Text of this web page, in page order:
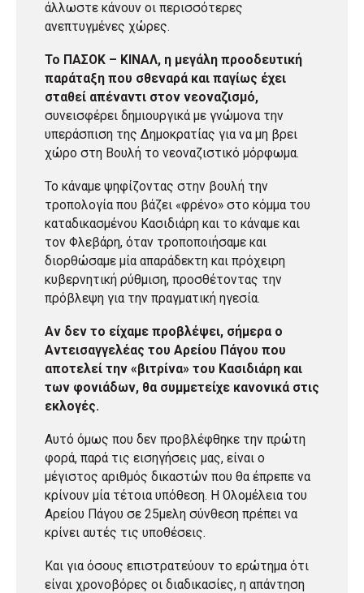
άλλωστε κάνουν οι περισσότερες
ανεπτυγμένες χώρες.
Το ΠΑΣΟΚ – ΚΙΝΑΛ, η μεγάλη προοδευτική
παράταξη που σθεναρά και παγίως έχει
σταθεί απέναντι στον νεοναζισμό,
συνεισφέρει δημιουργικά με γνώμονα την
υπεράσπιση της Δημοκρατίας για να μη βρει
χώρο στη Βουλή το νεοναζιστικό μόρφωμα.
Το κάναμε ψηφίζοντας στην βουλή την
τροπολογία που βάζει «φρένο» στο κόμμα του
καταδικασμένου Κασιδιάρη και το κάναμε και
τον Φλεβάρη, όταν τροποποιήσαμε και
διορθώσαμε μία απαράδεκτη και πρόχειρη
κυβερνητική ρύθμιση, προσθέτοντας την
πρόβλεψη για την πραγματική ηγεσία.
Αν δεν το είχαμε προβλέψει, σήμερα ο
Αντεισαγγελέας του Αρείου Πάγου που
αποτελεί την «βιτρίνα» του Κασιδιάρη και
των φονιάδων, θα συμμετείχε κανονικά στις
εκλογές.
Αυτό όμως που δεν προβλέφθηκε την πρώτη
φορά, παρά τις εισηγήσεις μας, είναι ο
μέγιστος αριθμός δικαστών που θα έπρεπε να
κρίνουν μία τέτοια υπόθεση. Η Ολομέλεια του
Αρείου Πάγου σε 25μελη σύνθεση πρέπει να
κρίνει αυτές τις υποθέσεις.
Και για όσους επιστρατεύουν το ερώτημα ότι
είναι χρονοβόρες οι διαδικασίες, η απάντηση